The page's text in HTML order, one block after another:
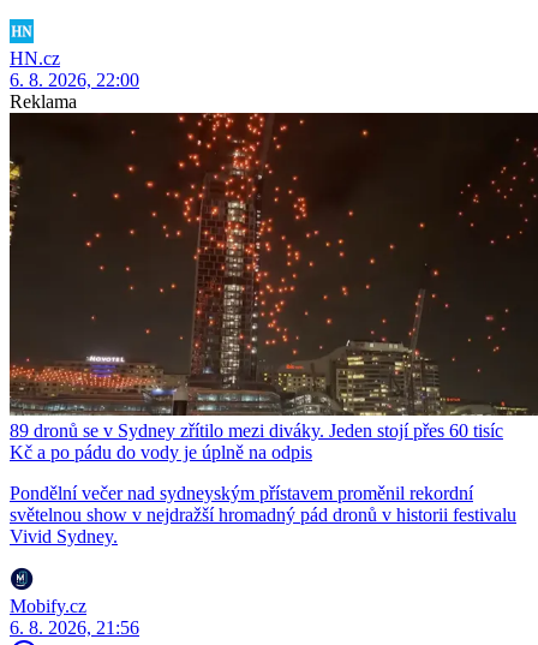
HN.cz
6. 8. 2026, 22:00
Reklama
89 dronů se v Sydney zřítilo mezi diváky. Jeden stojí přes 60 tisíc
Kč a po pádu do vody je úplně na odpis
Pondělní večer nad sydneyským přístavem proměnil rekordní
světelnou show v nejdražší hromadný pád dronů v historii festivalu
Vivid Sydney.
Mobify.cz
6. 8. 2026, 21:56